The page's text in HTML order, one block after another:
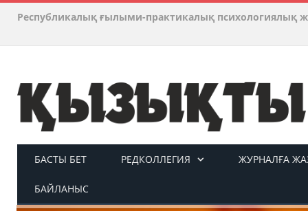
Республикалық ғылыми-практикалық психологиялық
БАСТЫ БЕТ РЕДКОЛЛЕГИЯ ЖУРНАЛҒА
БАЙЛАНЫС